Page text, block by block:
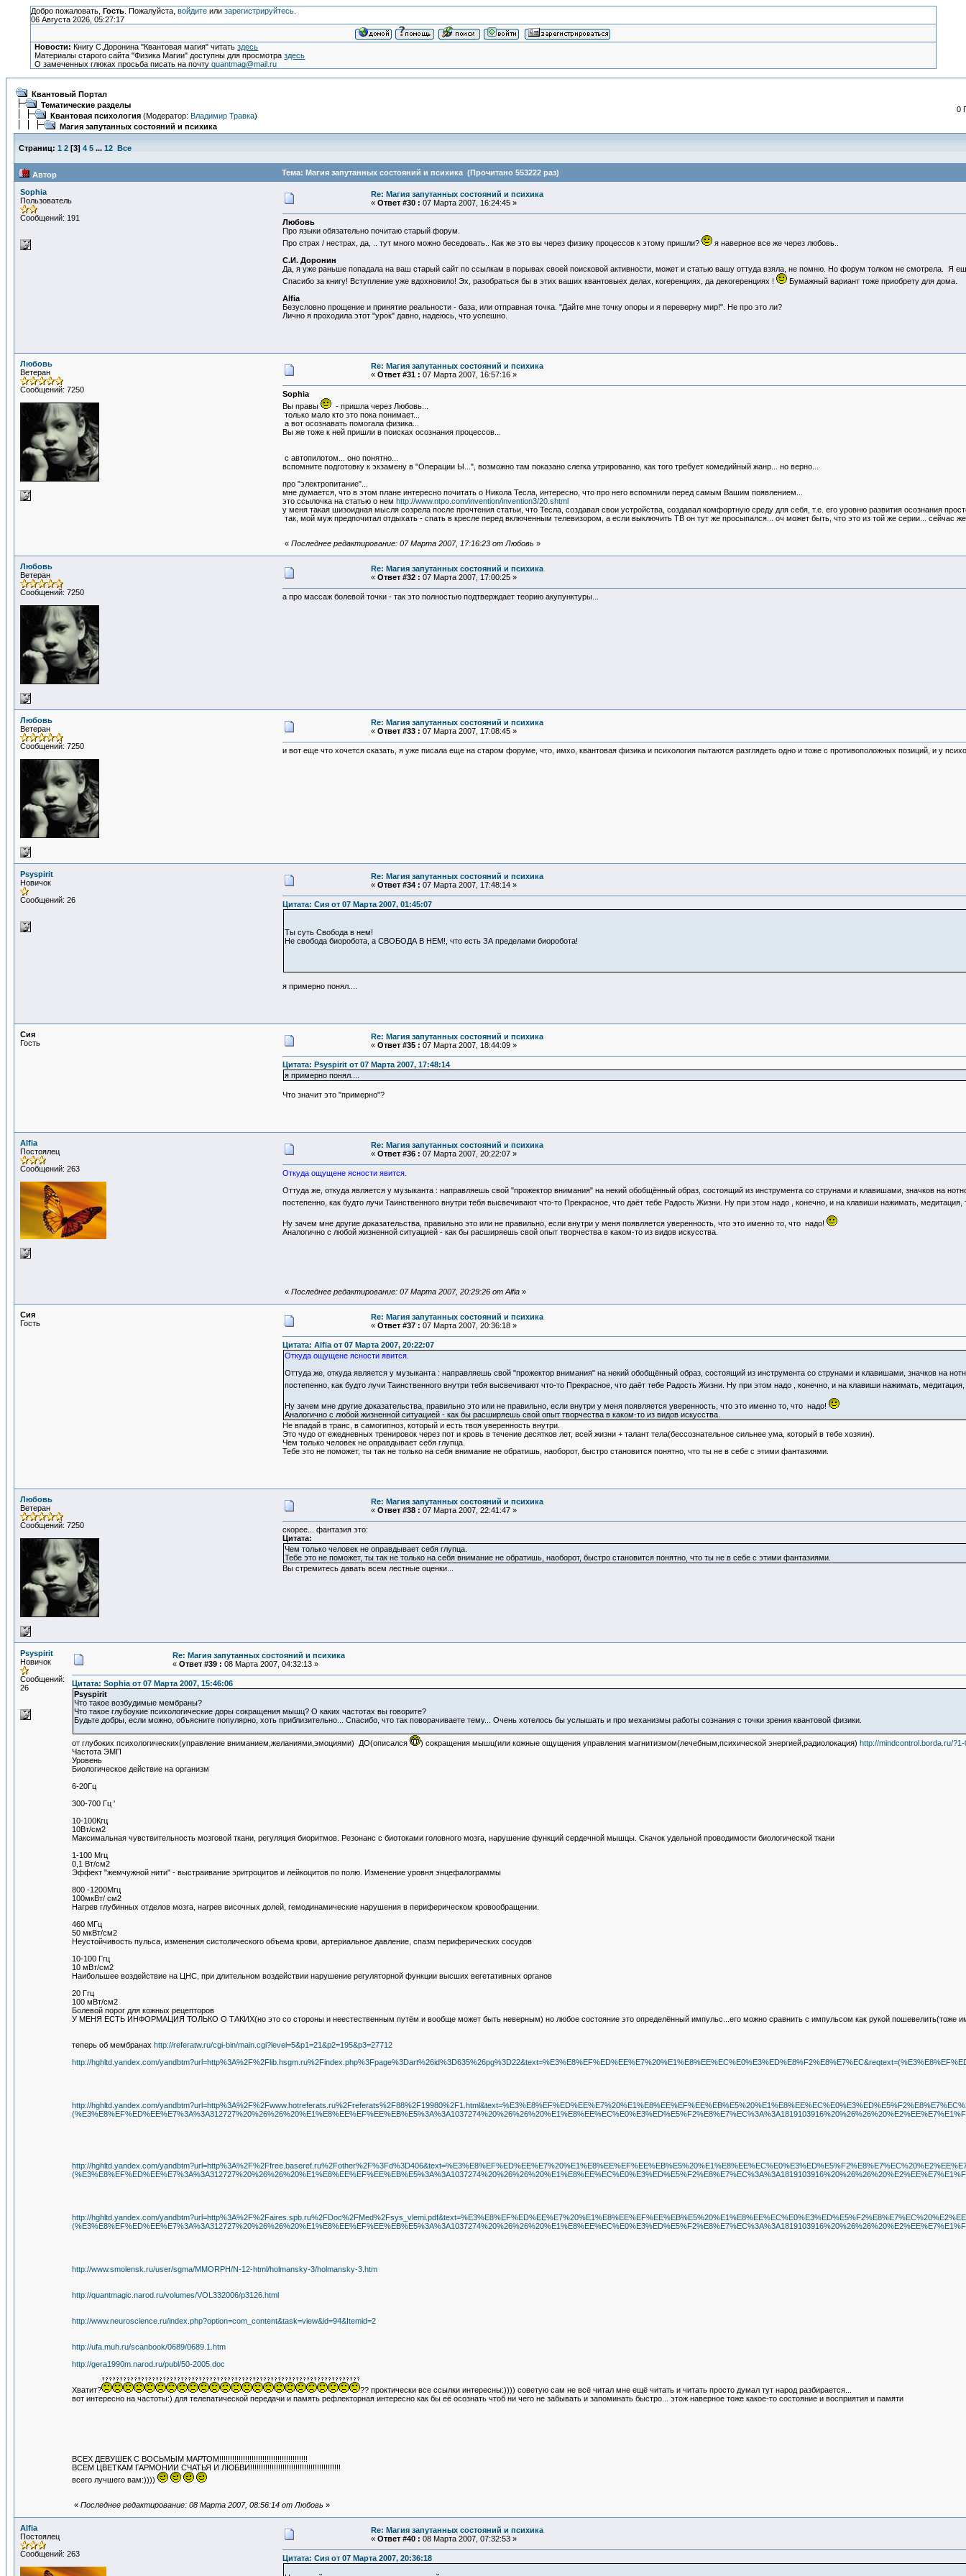
Добро пожаловать, Гость. Пожалуйста, войдитеили зарегистрируйтесь.
06 Августа 2026, 05:27:17
Новости: Книгу С.Доронина "Квантовая магия" читатьздесь
Материалы старого сайта "Физика Магии" доступны для просмотраздесь
О замеченных глюках просьба писать на почтуquantmag@mail.ru
Квантовый Портал
Тематические разделы
Квантовая психология (Модератор: Владимир Травка)
Магия запутанных состояний и психика
0
Страниц: 1 2 [3] 4 5 ... 12 Все
Автор Тема: Магия запутанных состояний и психика (Прочитано 553222 раз)
Sophia
Пользователь
Сообщений: 191
Re: Магия запутанных состояний и психика
« Ответ #30 : 07 Марта 2007, 16:24:45 »
Любовь
Про языки обязательно почитаю старый форум.
Про страх / нестрах, да, .. тут много можно беседовать.. Как же это вы через физику процессов к этому пришли?
я наверное все же через любовь..
С.И. Доронин
Да, я уже раньше попадала на ваш старый сайт по ссылкам в порывах своей поисковой активности, может и статью вашу оттуда взяла, не помню. Но форум толком не смотрела. Я
Спасибо за книгу! Вступление уже вдохновило! Эх, разобраться бы в этих ваших квантовыех делах, когеренциях, да декогеренциях !
Бумажный вариант тоже приобрету для дома.
Alfia
Безусловно прощение и принятие реальности - база, или отправная точка. "Дайте мне точку опоры и я переверну мир!". Не про это ли?
Лично я проходила этот "урок" давно, надеюсь, что успешно.
Любовь
Ветеран
Сообщений: 7250
Re: Магия запутанных состояний и психика
« Ответ #31 : 07 Марта 2007, 16:57:16 »
Sophia
Вы правы
- пришла через Любовь...
только мало кто это пока понимает...
а вот осознавать помогала физика...
Вы же тоже к ней пришли в поисках осознания процессов...
с автопилотом... оно понятно...
вспомните подготовку к экзамену в "Операции Ы...", возможно там показано слегка утрированно, как того требует комедийный жанр... но верно...
про "электропитание"...
мне думается, что в этом плане интересно почитать о Никола Тесла, интересно, что про него вспомнили перед самым Вашим появлением...
это ссылочка на статью о нем http://www.ntpo.com/invention/invention3/20.shtml
у меня такая шизоидная мысля созрела после прочтения статьи, что Тесла, создавая свои устройства, создавал комфортную среду для себя, т.е. его уровню развития осознания
так, мой муж предпочитал отдыхать - спать в кресле перед включенным телевизором, а если выключить ТВ он тут же просыпался... оч может быть, что это из той же серии... сейчас
« Последнее редактирование: 07 Марта 2007, 17:16:23 от Любовь »
Любовь
Ветеран
Сообщений: 7250
Re: Магия запутанных состояний и психика
« Ответ #32 : 07 Марта 2007, 17:00:25 »
а про массаж болевой точки - так это полностью подтверждает теорию акупунктуры...
Любовь
Ветеран
Сообщений: 7250
Re: Магия запутанных состояний и психика
« Ответ #33 : 07 Марта 2007, 17:08:45 »
и вот еще что хочется сказать, я уже писала еще на старом форуме, что, имхо, квантовая физика и психология пытаются разглядеть одно и тоже с противоположных позиций, и у
Psyspirit
Новичок
Сообщений: 26
Re: Магия запутанных состояний и психика
« Ответ #34 : 07 Марта 2007, 17:48:14 »
Цитата: Сия от 07 Марта 2007, 01:45:07
Ты суть Свобода в нем!
Не свобода биоробота, а СВОБОДА В НЕМ!, что есть ЗА пределами биоробота!
я примерно понял....
Сия
Гость
Re: Магия запутанных состояний и психика
« Ответ #35 : 07 Марта 2007, 18:44:09 »
Цитата: Psyspirit от 07 Марта 2007, 17:48:14
я примерно понял....
Что значит это "примерно"?
Alfia
Постоялец
Сообщений: 263
Re: Магия запутанных состояний и психика
« Ответ #36 : 07 Марта 2007, 20:22:07 »
Откуда ощущене ясности явится.
Оттуда же, откуда является у музыканта : направляешь свой "прожектор внимания" на некий обобщённый образ, состоящий из инструмента со струнами и клавишами, значков на
постепенно, как будто лучи Таинственного внутри тебя высвечивают что-то Прекрасное, что даёт тебе Радость Жизни. Ну при этом надо , конечно, и на клавиши нажимать, медитация,
Ну зачем мне другие доказательства, правильно это или не правильно, если внутри у меня появляется уверенность, что это именно то, что надо!
Аналогично с любой жизненной ситуацией - как бы расширяешь свой опыт творчества в каком-то из видов искусства.
« Последнее редактирование: 07 Марта 2007, 20:29:26 от Alfia »
Сия
Гость
Re: Магия запутанных состояний и психика
« Ответ #37 : 07 Марта 2007, 20:36:18 »
Цитата: Alfia от 07 Марта 2007, 20:22:07
Откуда ощущене ясности явится.
Оттуда же, откуда является у музыканта : направляешь свой "прожектор внимания" на некий обобщённый образ, состоящий из инструмента со струнами и клавишами, значков на
постепенно, как будто лучи Таинственного внутри тебя высвечивают что-то Прекрасное, что даёт тебе Радость Жизни. Ну при этом надо , конечно, и на клавиши нажимать, медитация,
Ну зачем мне другие доказательства, правильно это или не правильно, если внутри у меня появляется уверенность, что это именно то, что надо!
Аналогично с любой жизненной ситуацией - как бы расширяешь свой опыт творчества в каком-то из видов искусства.
Не впадай в транс, в самогипноз, который и есть твоя уверенность внутри.
Это чудо от ежедневных тренировок через пот и кровь в течение десятков лет, всей жизни + талант тела(бессознательное сильнее ума, который в тебе хозяин).
Чем только человек не оправдывает себя глупца.
Тебе это не поможет, ты так не только на себя внимание не обратишь, наоборот, быстро становится понятно, что ты не в себе с этими фантазиями.
Любовь
Ветеран
Сообщений: 7250
Re: Магия запутанных состояний и психика
« Ответ #38 : 07 Марта 2007, 22:41:47 »
скорее... фантазия это:
Цитата:
Чем только человек не оправдывает себя глупца.
Тебе это не поможет, ты так не только на себя внимание не обратишь, наоборот, быстро становится понятно, что ты не в себе с этими фантазиями.
Вы стремитесь давать всем лестные оценки...
Psyspirit
Новичок
Сообщений:
26
Re: Магия запутанных состояний и психика
« Ответ #39 : 08 Марта 2007, 04:32:13 »
Цитата: Sophia от 07 Марта 2007, 15:46:06
Psyspirit
Что такое возбудимые мембраны?
Что такое глубоукие психологические доры сокращения мышц? О каких частотах вы говорите?
Будьте добры, если можно, объясните популярно, хоть приблизительно... Спасибо, что так поворачиваете тему... Очень хотелось бы услышать и про механизмы работы сознания с точки зрения квантовой физики.
от глубоких психологических(управление вниманием,желаниями,эмоциями) ДО(описался ) сокращения мышц(или кожные ощущения управления магнитизмом(лечебным,психической энергией,радиолокация) http://mindcontrol.borda.ru/
Частота ЭМП
Уровень
Биологическое действие на организм
6-20Гц
300-700 Гц '
10-100Кгц
10Вт/см2
Максимальная чувствительность мозговой ткани, регуляция биоритмов. Резонанс с биотоками головного мозга, нарушение функций сердечной мышцы. Скачок удельной проводимости биологической ткани
1-100 Мгц
0,1 Вт/см2
Эффект "жемчужной нити" - выстраивание эритроцитов и лейкоцитов по полю. Изменение уровня энцефалограммы
800 -1200Мгц
100мкВт/ см2
Нагрев глубинных отделов мозга, нагрев височных долей, гемодинамические нарушения в периферическом кровообращении.
460 МГц
50 мкВт/см2
Неустойчивость пульса, изменения систолического объема крови, артериальное давление, спазм периферических сосудов
10-100 Ггц
10 мВт/см2
Наибольшее воздействие на ЦНС, при длительном воздействии нарушение регуляторной функции высших вегетативных органов
20 Ггц
100 мВт/см2
Болевой порог для кожных рецепторов
У МЕНЯ ЕСТЬ ИНФОРМАЦИЯ ТОЛЬКО О ТАКИХ(но это со стороны и неестественным путём и вообще может быть неверным) но любое состояние это определённый импульс...его можно сравнить с импульсом как рукой пошевелить(тоже
теперь об мембранах http://referatw.ru/cgi-bin/main.cgi?level=5&p1=21&p2=195&p3=27712
http://hghltd.yandex.com/
http://hghltd.yandex.com/
http://hghltd.yandex.com/
http://hghltd.yandex.com/
http://www.smolensk.ru/user/sgma/MMORPH/N-12-html/holmansky-3/holmansky-3.htm
http://quantmagic.narod.ru/volumes/VOL332006/p3126.html
http://www.neuroscience.ru/index.php?option=com_content&task=view&id=94&Itemid=2
http://ufa.muh.ru/scanbook/0689/0689.1.htm
http://gera1990m.narod.ru/publ/50-2005.doc
Хватит?
?? проктически все ссылки интересны:)))) советую сам не всё читал мне ещё читать и читать просто думал тут народ разбирается...
вот интересно на частоты:) для телепатической передачи и память рефлекторная интересно как бы её осознать чтоб ни чего не забывать и запоминать быстро... этож наверное тоже какое-то состояние и восприятия и памяти
ВСЕХ ДЕВУШЕК С ВОСЬМЫМ МАРТОМ!!!!!!!!!!!!!!!!!!!!!!!!!!!!!!!!!!!!!!!!!
ВСЕМ ЦВЕТКАМ ГАРМОНИИ СЧАТЬЯ И ЛЮБВИ!!!!!!!!!!!!!!!!!!!!!!!!!!!!!!!!!!!!!!!!!!
всего лучшего вам:))))
« Последнее редактирование: 08 Марта 2007, 08:56:14 от Любовь »
Alfia
Постоялец
Сообщений: 263
Re: Магия запутанных состояний и психика
« Ответ #40 : 08 Марта 2007, 07:32:53 »
Цитата: Сия от 07 Марта 2007, 20:36:18